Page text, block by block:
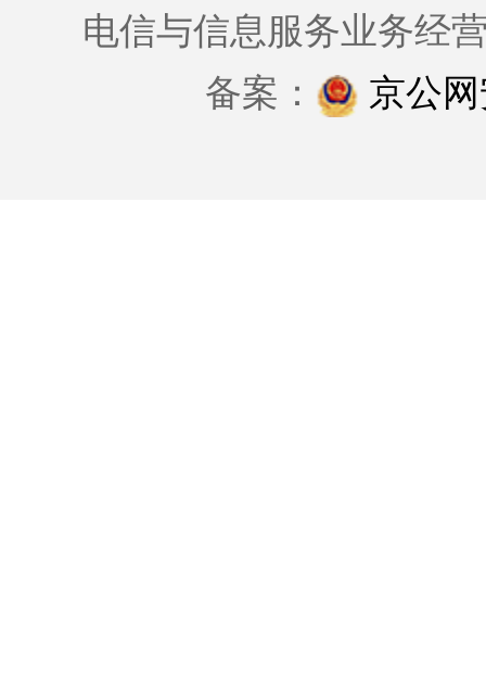
电信与信息服务业务经
备案：
京公网